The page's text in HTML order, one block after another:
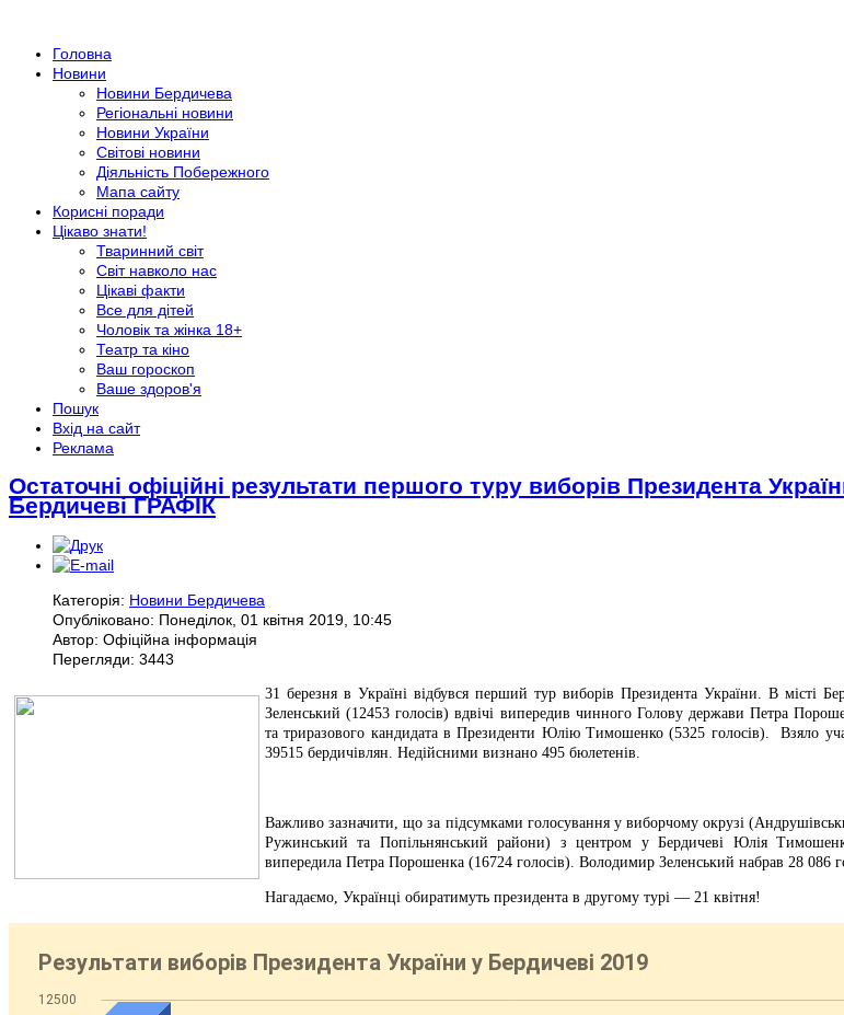
Головна
Новини
Новини Бердичева
Регіональні новини
Новини України
Світові новини
Діяльність Побережного
Мапа сайту
Корисні поради
Цікаво знати!
Тваринний світ
Світ навколо нас
Цікаві факти
Все для дітей
Чоловік та жінка 18+
Театр та кіно
Ваш гороскоп
Ваше здоров'я
Пошук
Вхід на сайт
Реклама
Остаточні офіційні результати першого туру виборів Президента
Бердичеві ГРАФІК
Категорія: Новини Бердичева
Опубліковано: Понеділок, 01 квітня 2019, 10:45
Автор: Офіційна інформація
Перегляди: 3443
31 березня в Україні відбувся перший тур виборів Президента України. В місті
Зеленський (12453 голосів) вдвічі випередив чинного Голову держави Петра
та триразового кандидата в Президенти Юлію Тимошенко (5325 голосів). Взяло
39515 бердичівлян. Недійсними визнано 495 бюлетенів.
Важливо зазначити, що за підсумками голосування у виборчому окрузі
Ружинський та Попільнянський райони) з центром у Бердичеві Юлія
випередила Петра Порошенка (16724 голосів). Володимир Зеленський набрав 28 086
Нагадаємо, Українці обиратимуть президента в другому турі — 21 квітня!